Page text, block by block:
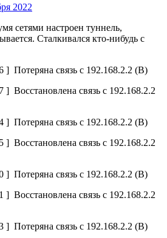
2022
сетями настроен туннель,
Сталкивался кто-нибудь с
] Потеряна связь с 192.168.2.2 (B)
] Восстановлена связь с 192.168.2.2
] Потеряна связь с 192.168.2.2 (B)
] Восстановлена связь с 192.168.2.2
] Потеряна связь с 192.168.2.2 (B)
] Восстановлена связь с 192.168.2.2
] Потеряна связь с 192.168.2.2 (B)